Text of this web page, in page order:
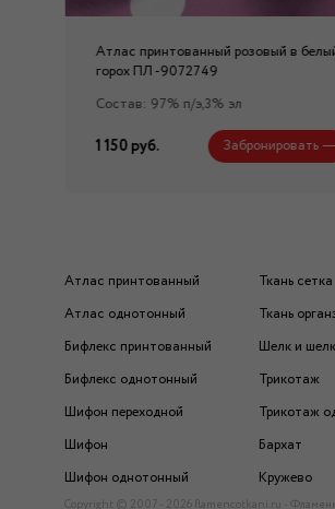
Атлас принтованный розовый в
горох ПЛ -9072749
Состав: 97% п/э,3% эл
1 150 руб. Забронировать
Атлас принтованный
Атлас однотонный
Бифлекс принтованный
Бифлекс однотонный
Шифон переходной
Шифон
Шифон однотонный
Ткань сетка
Ткань
Шелк и
Трикотаж
Трикотаж
Бархат
Кружево
Copyright © 2007 - 2026 flamencotkani.ru -